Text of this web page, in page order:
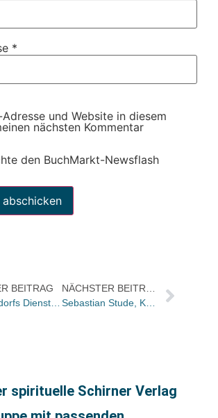
*
und Website in diesem
nächsten Kommentar
den BuchMarkt-Newsflash
BEITRAG
Langendorfs Dienst: Trotz Minus im Mai kein Grund zur Sorge
spirituelle Schirner Verlag